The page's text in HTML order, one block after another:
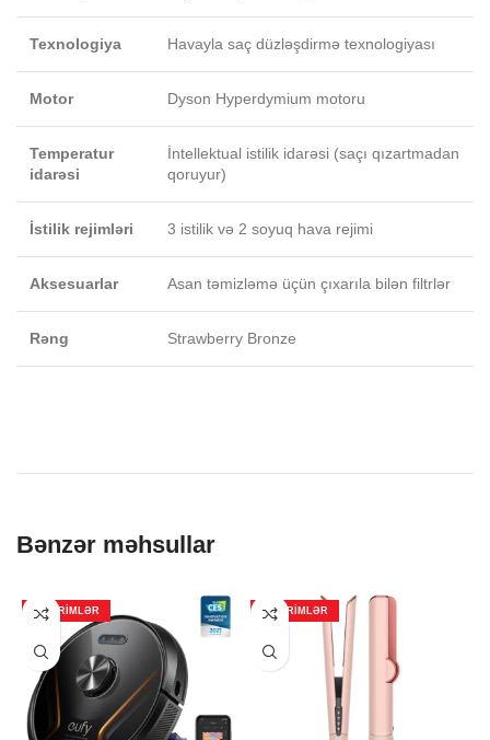
Texnologiya Havayla saç düzləşdirmə texnologiyası
Motor Dyson Hyperdymium motoru
Temperatur
idarəsi
İntellektual istilik idarəsi (saçı qızartmadan
qoruyur)
İstilik rejimləri 3 istilik və 2 soyuq hava rejimi
Aksesuarlar Asan təmizləmə üçün çıxarıla bilən filtrlər
Rəng Strawberry Bronze
Bənzər məhsullar
ENDIRIMLƏR ENDIRIMLƏR